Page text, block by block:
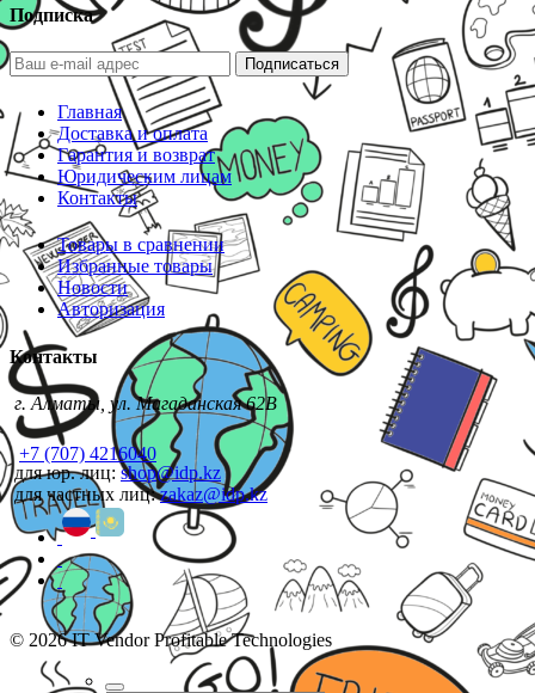
Подписка
Подписаться
Главная
Доставка и оплата
Гарантия и возврат
Юридическим лицам
Контакты
Товары в сравнении
Избранные товары
Новости
Авторизация
Контакты
г. Алматы, ул. Магаданская 62В
+7 (707) 4216040
для юр. лиц: shop@idp.kz
для частных лиц:zakaz@idp.kz
© 2026 IT Vendor Profitable Technologies